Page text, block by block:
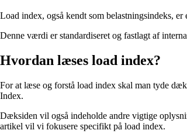
Load index, også kendt som belastningsindeks,
Denne værdi er standardiseret og fastlagt af
Hvordan læses load index?
For at læse og forstå load index skal man tyde
Index.
Dæksiden vil også indeholde andre vigtige
artikel vil vi fokusere specifikt på load index.